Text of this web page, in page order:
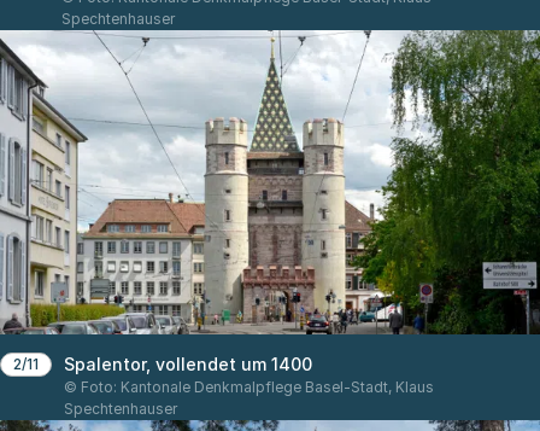
Spechtenhauser
2/11 Spalentor, vollendet um 1400
© Foto: Kantonale Denkmalpflege Basel-Stadt, Klaus
Spechtenhauser